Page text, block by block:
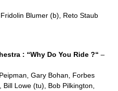
Blumer (b), Reto Staub
: “Why Do You Ride ?“ –
Gary Bohan, Forbes
Lowe (tu), Bob Pilkington,